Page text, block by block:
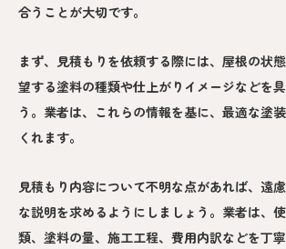
合うことが大切です。
まず、見積もりを依頼する際には、屋根の状
望する塗料の種類や仕上がりイメージなどを
う。業者は、これらの情報を基に、最適な塗
くれます。
見積もり内容について不明な点があれば、遠
な説明を求めるようにしましょう。業者は、
類、塗料の量、施工工程、費用内訳などを丁